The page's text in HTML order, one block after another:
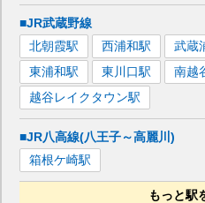
■JR武蔵野線
北朝霞駅 西浦和駅 武蔵
東浦和駅 東川口駅 南越
越谷レイクタウン駅
■JR八高線(八王子～高麗川)
箱根ケ崎駅
もっと駅